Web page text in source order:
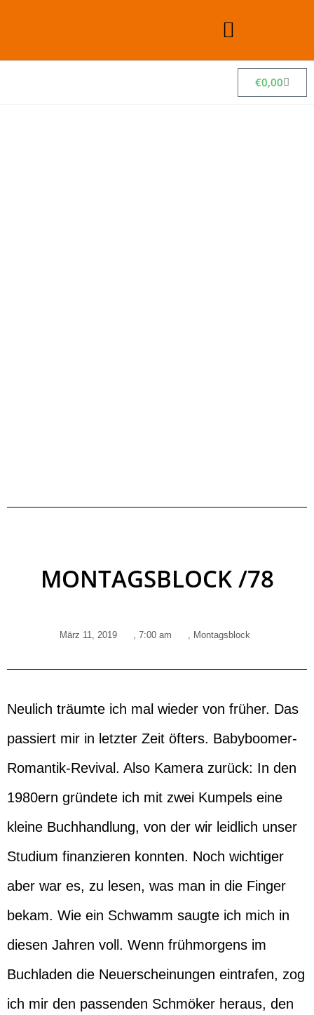
€0,00
MONTAGSBLOCK /78
März 11, 2019 , 7:00 am , Montagsblock
Neulich träumte ich mal wieder von früher. Das
passiert mir in letzter Zeit öfters. Babyboomer-
Romantik-Revival. Also Kamera zurück: In den
1980ern gründete ich mit zwei Kumpels eine
kleine Buchhandlung, von der wir leidlich unser
Studium finanzieren konnten. Noch wichtiger
aber war es, zu lesen, was man in die Finger
bekam. Wie ein Schwamm saugte ich mich in
diesen Jahren voll. Wenn frühmorgens im
Buchladen die Neuerscheinungen eintrafen, zog
ich mir den passenden Schmöker heraus, den